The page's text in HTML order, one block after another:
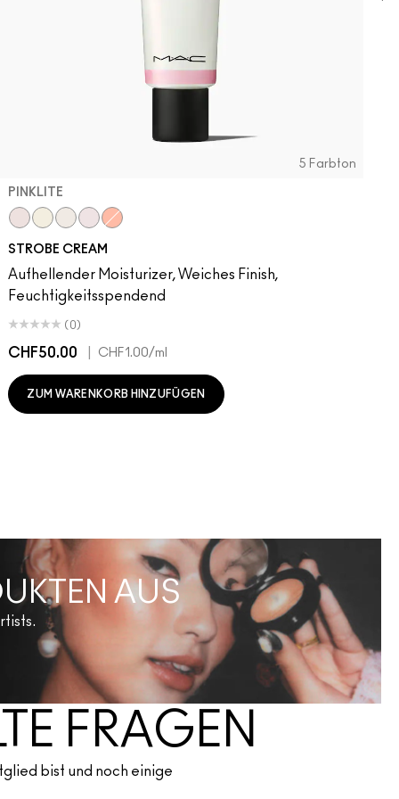
5 Farbton
PINKLITE
STROBE CREAM
Aufhellender Moisturizer, Weiches Finish,
Feuchtigkeitsspendend
(0)
CHF50.00 CHF1.00/ml
ZUM WARENKORB HINZUFÜGEN
AUS
FRAGEN
bist und noch einige